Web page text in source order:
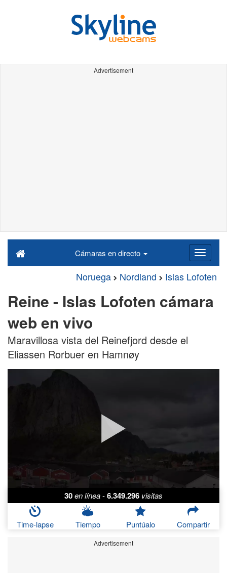
Advertisement
Cámaras en directo
Noruega Nordland Islas Lofoten
Reine - Islas Lofoten cámara
web en vivo
Maravillosa vista del Reinefjord desde el
Eliassen Rorbuer en Hamnøy
30en línea-6.349.296 visitas
Time-lapse Tiempo Puntúalo Compartir
Advertisement